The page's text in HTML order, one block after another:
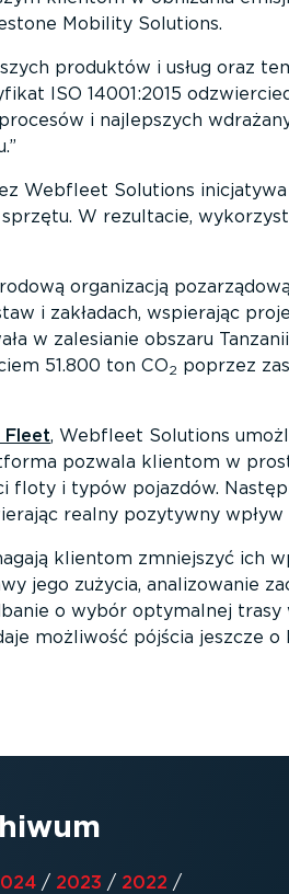
Mobility Solutions.
produktów i usług oraz
ISO 14001:2015
i najlepszych
Webfleet Solutions
W rezultacie,
organizacją
i zakładach, wspierając
w zalesianie obszaru
51.800 ton CO2 poprzez
Fleet, Webfleet Solutions
pozwala klientom w
floty i typów pojazdów.
realny pozytywny
klientom zmniejszyć ich
jego zużycia, analizowanie
o wybór optymalnej trasy
możliwość pójścia jeszcze o
/ 2023 / 2022 /